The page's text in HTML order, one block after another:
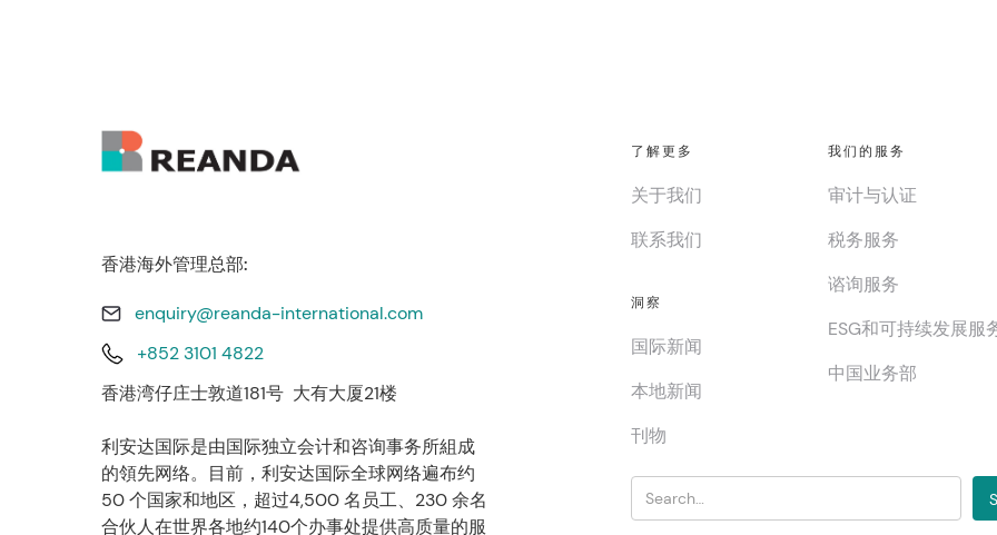
香港海外管理总部:
enquiry@reanda-international.com
+852 3101 4822
香港湾仔庄士敦道181号 大有大厦21楼
利安达国际是由国际独立会计和咨询事务所組成
的領先网络。目前，利安达国际全球网络遍布约
50 个国家和地区，超过4,500 名员工、230 余名
合伙人在世界各地约140个办事处提供高质量的服
了解更多
关于我们
联系我们
我们的服务
审计与认证
税务服务
谘询服务
ESG和可持续发展服
中国业务部
洞察
国际新闻
本地新闻
刊物